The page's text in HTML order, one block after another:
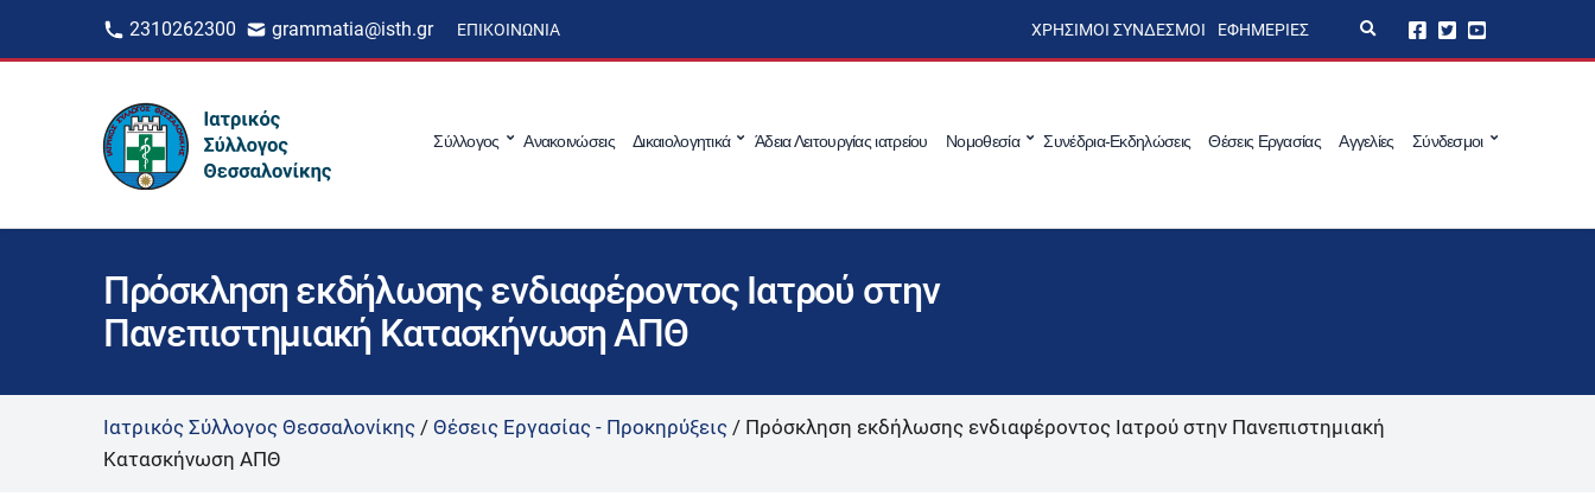
2310262300 grammatia@isth.gr ΕΠΙΚΟΙΝΩΝΊΑ ΧΡΉΣΙΜΟΙ ΣΎΝΔΕΣΜΟΙ ΕΦΗΜΕΡΊΕΣ
p
s
e
Σύλλογος Ανακοινώσεις Δικαιολογητικά Άδεια Λειτουργίας ιατρείου Νομοθεσία Συνέδρια-Εκδηλώσεις Θέσεις Εργασίας Αγγελίες Σύνδεσμοι
Πρόσκληση εκδήλωσης ενδιαφέροντος Ιατρού στην
Πανεπιστημιακή Κατασκήνωση ΑΠΘ
Ιατρικός Σύλλογος Θεσσαλονίκης / Θέσεις Εργασίας - Προκηρύξεις / Πρόσκληση εκδήλωσης ενδιαφέροντος Ιατρού στην Πανεπιστημιακή
Κατασκήνωση ΑΠΘ